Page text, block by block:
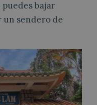
puedes bajar
un sendero de